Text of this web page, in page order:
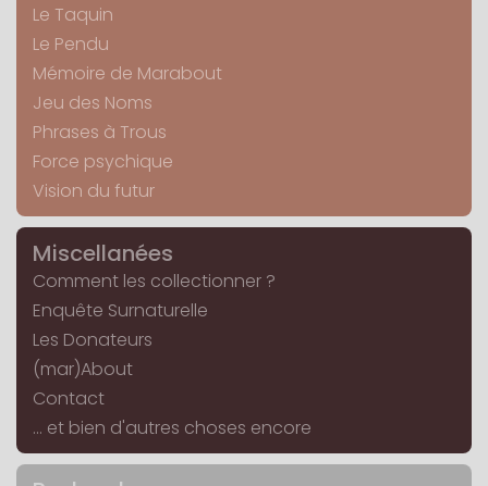
Le Taquin
Le Pendu
Mémoire de Marabout
Jeu des Noms
Phrases à Trous
Force psychique
Vision du futur
Miscellanées
Comment les collectionner ?
Enquête Surnaturelle
Les Donateurs
(mar)About
Contact
... et bien d'autres choses encore